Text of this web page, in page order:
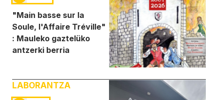
"Main basse sur la
Soule, l'Affaire Tréville"
: Mauleko gaztelüko
antzerki berria
LABORANTZA